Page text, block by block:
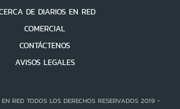
DE DIARIOS EN RED
COMERCIAL
CONTÁCTENOS
AVISOS LEGALES
RED TODOS LOS DERECHOS RESERVADOS 2019 -